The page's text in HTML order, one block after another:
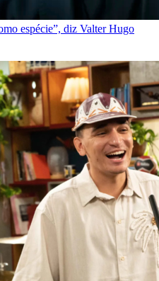
espécie”, diz Valter Hugo